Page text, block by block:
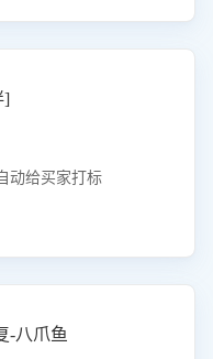
]
动给买家打标
-八爪鱼